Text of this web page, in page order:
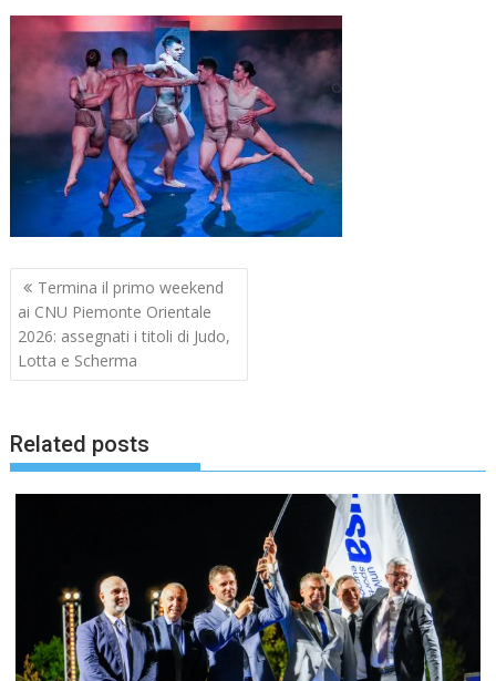
Navigazione
articoli
Termina il primo weekend
ai CNU Piemonte Orientale
2026: assegnati i titoli di Judo,
Lotta e Scherma
Related posts